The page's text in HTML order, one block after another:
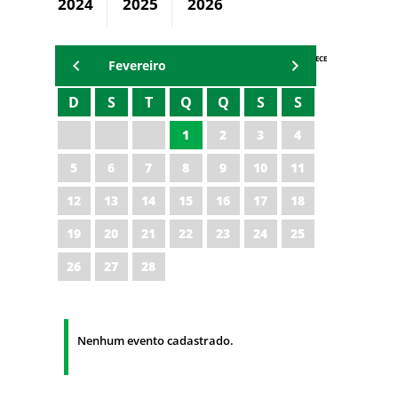
AGENDA IPECE
Fevereiro
D S T Q Q S S
1 2 3
4
5
6 7 8 9 10
11
12
13 14 15 16 17
18
19
20 21 22 23 24
25
26
27 28
Nenhum evento cadastrado.